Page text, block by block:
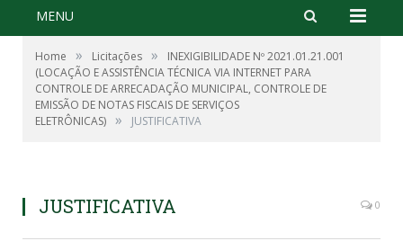
MENU
Home » Licitações »
INEXIGIBILIDADE Nº 2021.01.21.001
(LOCAÇÃO E ASSISTÊNCIA TÉCNICA VIA INTERNET PARA
CONTROLE DE ARRECADAÇÃO MUNICIPAL, CONTROLE DE
EMISSÃO DE NOTAS FISCAIS DE SERVIÇOS
ELETRÔNICAS) » JUSTIFICATIVA
JUSTIFICATIVA 0